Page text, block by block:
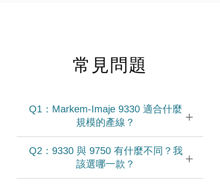
常見問題
Q1：Markem-Imaje 9330 適合什麼
規模的產線？
+
Q2：9330 與 9750 有什麼不同？我
該選哪一款？
+